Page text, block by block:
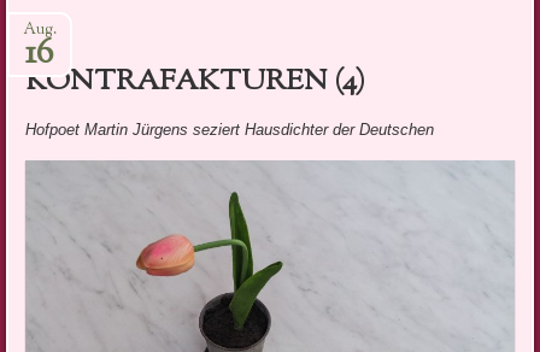
Aug.
16
KONTRAFAKTUREN (4)
Hofpoet Martin Jürgens seziert Hausdichter der Deutschen